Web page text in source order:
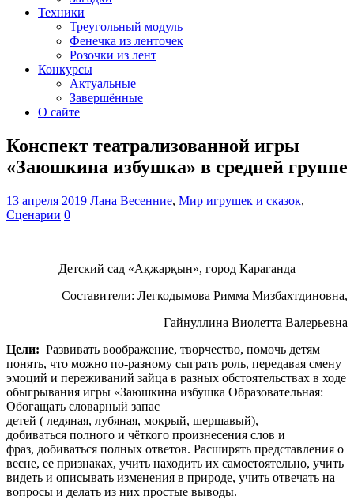
Техники
Треугольный модуль
Фенечка из ленточек
Розочки из лент
Конкурсы
Актуальные
Завершённые
О сайте
Конспект театрализованной игры
«Заюшкина избушка» в средней группе
13 апреля 2019 Лана Весенние, Мир игрушек и сказок,
Сценарии 0
Детский сад «Ақжарқын», город Караганда
Составители: Легкодымова Римма Мизбахтдиновна,
Гайнуллина Виолетта Валерьевна
Цели: Развивать воображение, творчество, помочь детям
понять, что можно по-разному сыграть роль, передавая смену
эмоций и переживаний зайца в разных обстоятельствах в ходе
обыгрывания игры «Заюшкина избушка Образовательная:
Обогащать словарный запас
детей ( ледяная, лубяная, мокрый, шершавый),
добиваться полного и чёткого произнесения слов и
фраз, добиваться полных ответов. Расширять представления о
весне, ее признаках, учить находить их самостоятельно, учить
видеть и описывать изменения в природе, учить отвечать на
вопросы и делать из них простые выводы.